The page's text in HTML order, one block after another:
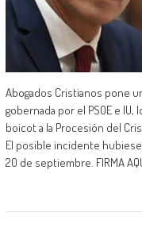
Abogados Cristianos pone
gobernada por el PSOE e
boicot a la Procesión del
El posible incidente
20 de septiembre. FIRMA